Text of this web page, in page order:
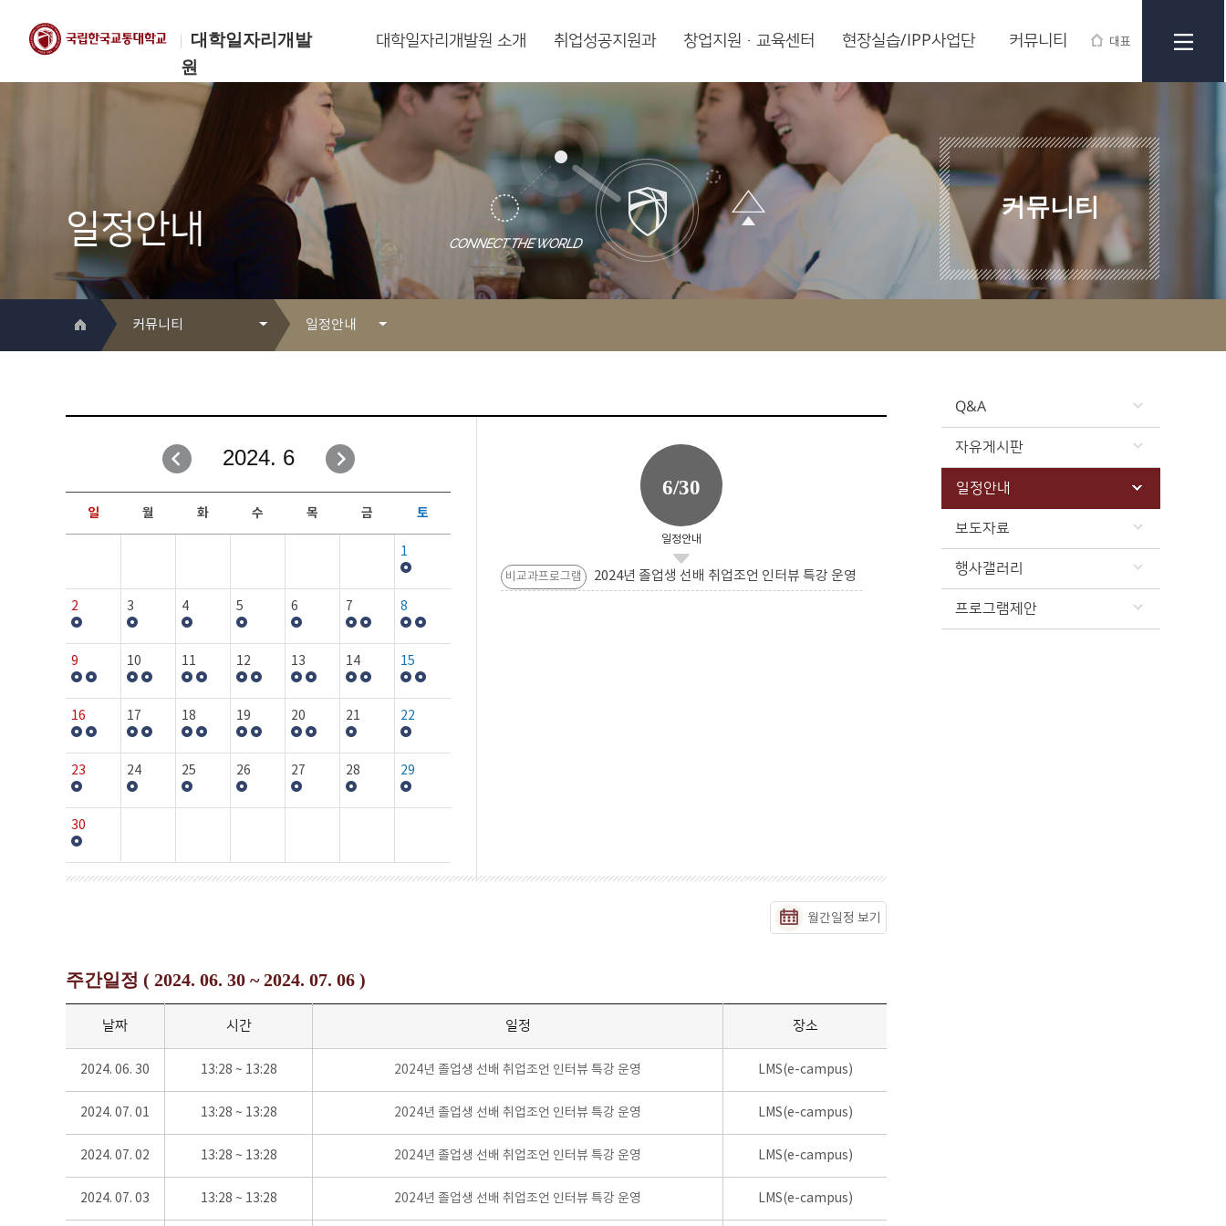
대학일자리개발
원
대표
한국교통대학교
대학일자리개발원
대학일자리개발원 소개 취업성공지원과 창업지원·교육센터 현장실습/IPP사업단 커뮤니티
일정안내
커뮤니티
커뮤니티
취업성공지원과
창업지원·교육센터
현장실습/IPP사업단
커뮤니티
일정안내
자유게시판
일정안내
보도자료
행사갤러리
Q&A
자유게시판
일정안내
보도자료
행사갤러리
프로그램제안
2024. 6
일 월 화 수 목 금 토
1
2 3 4 5 6 7 8
9 10 11 12 13 14 15
16 17 18 19 20 21 22
23 24 25 26 27 28 29
30
6/30
일정안내
비교과프로그램 2024년 졸업생 선배 취업조언 인터뷰 특강 운영
월간일정 보기
주간일정 ( 2024. 06. 30 ~ 2024. 07. 06 )
날짜 시간 일정 장소
2024. 06. 30 13:28 ~ 13:28 2024년 졸업생 선배 취업조언 인터뷰 특강 운영 LMS(e-campus)
2024. 07. 01 13:28 ~ 13:28 2024년 졸업생 선배 취업조언 인터뷰 특강 운영 LMS(e-campus)
2024. 07. 02 13:28 ~ 13:28 2024년 졸업생 선배 취업조언 인터뷰 특강 운영 LMS(e-campus)
2024. 07. 03 13:28 ~ 13:28 2024년 졸업생 선배 취업조언 인터뷰 특강 운영 LMS(e-campus)